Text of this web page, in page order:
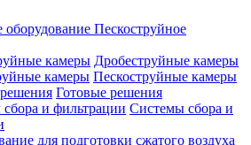
Пескоструйное
Дробеструйные камеры
Пескоструйные камеры
Готовые решения
Системы сбора и